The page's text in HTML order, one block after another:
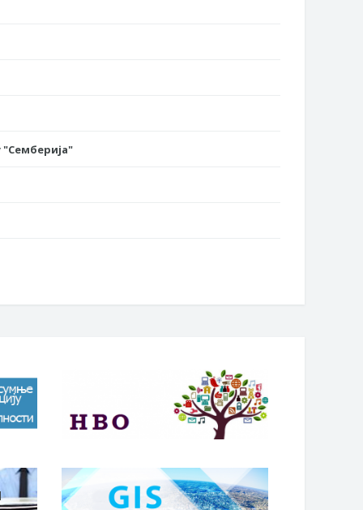
"Семберија"